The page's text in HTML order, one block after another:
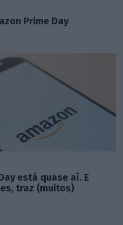
Prime Day
está quase aí. E
traz (muitos)